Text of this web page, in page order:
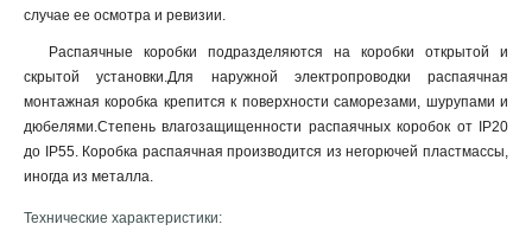
случае ее осмотра и ревизии.
Распаячные коробки подразделяются на коробки открытой и
скрытой установки.Для наружной электропроводки распаячная
монтажная коробка крепится к поверхности саморезами, шурупами и
дюбелями.Степень влагозащищенности распаячных коробок от IP20
до IP55. Коробка распаячная производится из негорючей пластмассы,
иногда из металла.
Технические характеристики: